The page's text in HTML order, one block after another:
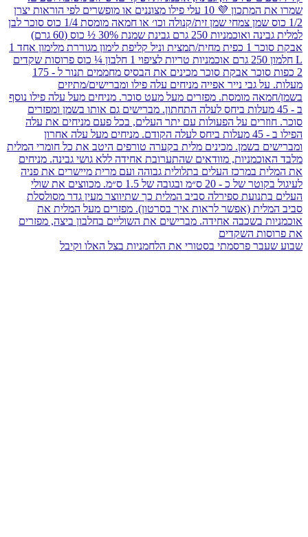
שבוע שעבר פרסמתי בסטורי את הלחמניות בצל האלו וקיבל